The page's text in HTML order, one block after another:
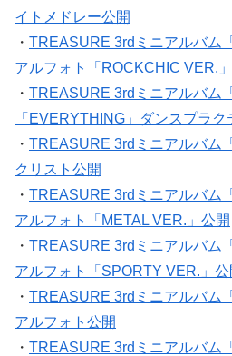
イトメドレー公開
・ TREASURE 3rdミニアルバム
アルフォト「ROCKCHIC VER.
・ TREASURE 3rdミニアルバム
「EVERYTHING」ダンスプラク
・ TREASURE 3rdミニアルバム
クリスト公開
・ TREASURE 3rdミニアルバム
アルフォト「METAL VER.」公開
・ TREASURE 3rdミニアルバム
アルフォト「SPORTY VER.」公
・ TREASURE 3rdミニアルバム
アルフォト公開
・ TREASURE 3rdミニアルバム